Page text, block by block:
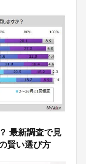
最新調査で見
賢い選び方